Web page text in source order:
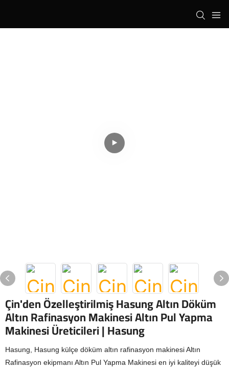
Çin'den Özelleştirilmiş Hasung Altın Döküm
Altın Rafinasyon Makinesi Altın Pul Yapma
Makinesi Üreticileri | Hasung
Hasung, Hasung külçe döküm altın rafinasyon makinesi Altın
Rafinasyon ekipmanı Altın Pul Yapma Makinesi en iyi kaliteyi düşük